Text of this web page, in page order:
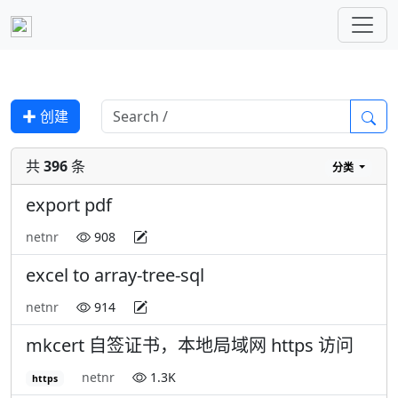
✚ 创建
共396条 分类
export pdf
netnr 908
excel to array-tree-sql
netnr 914
mkcert 自签证书，本地局域网 https 访问
https netnr 1.3K